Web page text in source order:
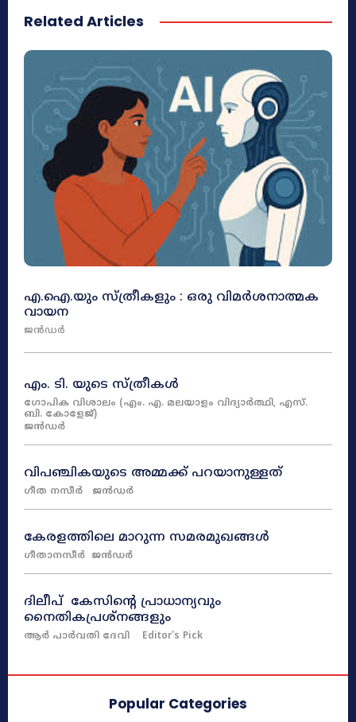
Related Articles
എ.ഐ.യും സ്ത്രീകളും : ഒരു വിമർശനാത്മക
വായന
ജൻഡർ
എം. ടി. യുടെ സ്ത്രീകൾ
ഗോപിക വിശാലം (എം. എ. മലയാളം വിദ്യാർത്ഥി, എസ്.
ബി. കോളേജ്)
ജൻഡർ
വിപഞ്ചികയുടെ അമ്മക്ക് പറയാനുള്ളത്
ഗീത നസീർ ജൻഡർ
കേരളത്തിലെ മാറുന്ന സമരമുഖങ്ങൾ
ഗീതാനസീർ ജൻഡർ
ദിലീപ് കേസിന്റെ പ്രാധാന്യവും
നൈതികപ്രശ്നങ്ങളും
ആർ പാർവതി ദേവി Editor's Pick
Popular Categories